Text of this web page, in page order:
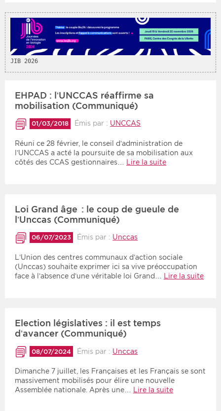
JIB 2026
EHPAD : l’UNCCAS réaffirme sa
mobilisation (Communiqué)
01/03/2018 Émis par : UNCCAS
Réuni ce 28 février, le conseil d’administration de
l’UNCCAS a acté la poursuite de sa mobilisation aux
côtés des CCAS gestionnaires…
Lire la suite
Loi Grand âge : le coup de gueule de
l’Unccas (Communiqué)
06/07/2023 Émis par : Unccas
L’Union des centres communaux d’action sociale
(Unccas) souhaite exprimer ici sa vive préoccupation
face à l’absence d’une véritable loi Grand…
Lire la suite
Election législatives : il est temps
d’avancer (Communiqué)
08/07/2024 Émis par : Unccas
Dimanche 7 juillet, les Françaises et les Français se sont
massivement mobilisés pour élire une nouvelle
Assemblée nationale. Après une… Lire la suite